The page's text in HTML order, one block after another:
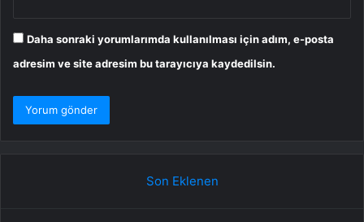
Daha sonraki yorumlarımda kullanılması için adım, e-posta
adresim ve site adresim bu tarayıcıya kaydedilsin.
Son Eklenen